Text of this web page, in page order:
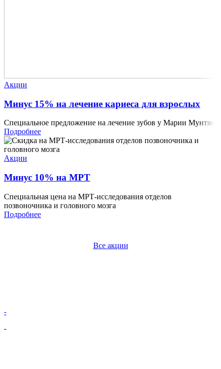
Акции
Минус 15% на лечение кариеса для взрослых
Специальное предложение на лечение зубов у Марии Мунтян
Подробнее
Акции
Минус 10% на МРТ
Специальная цена на МРТ-исследования отделов
позвоночника и головного мозга
Подробнее
Все акции
-
-